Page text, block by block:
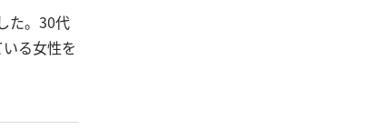
た。30代
る女性を